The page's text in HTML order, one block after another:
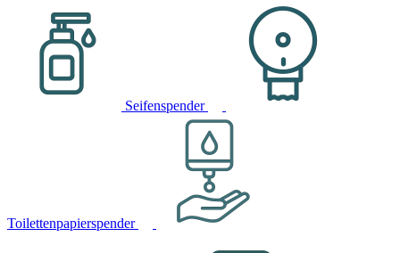
Seifenspender
Toilettenpapierspender